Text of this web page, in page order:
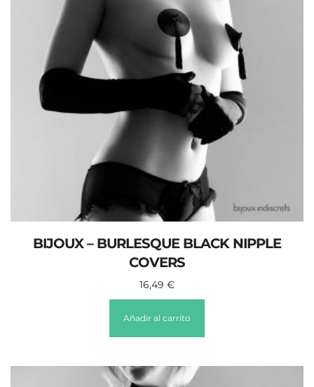
BIJOUX – BURLESQUE BLACK NIPPLE
COVERS
16,49 €
Añadir al carrito